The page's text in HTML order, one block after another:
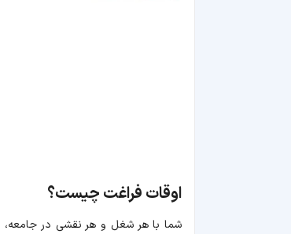
اوقات فراغت چیست؟
شما با هر شغل و هر نقشی در جامعه،